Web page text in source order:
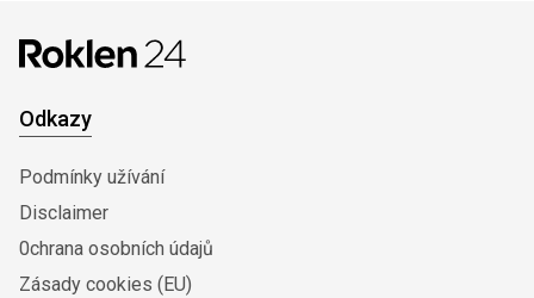
Odkazy
Podmínky užívání
Disclaimer
0chrana osobních údajů
Zásady cookies (EU)